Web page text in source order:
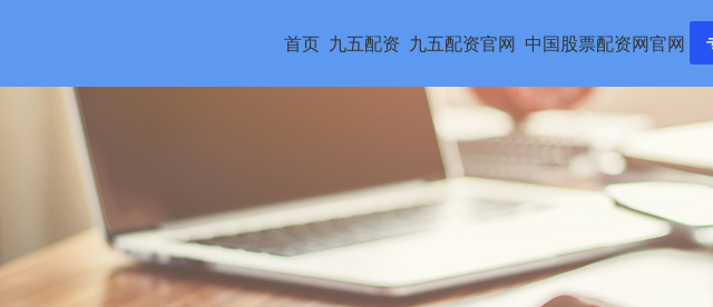
首页 九五配资 九五配资官网 中国股票配资网官网